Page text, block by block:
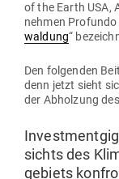
of the Earth USA,
nehmen Pro­fundo
waldung“
Den fol­genden
denn jetzt sieht
der Abholzung
sichts des
ge­biets